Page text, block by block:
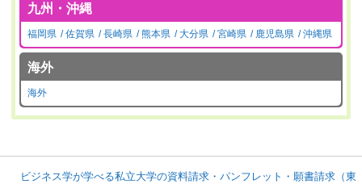
九州・沖縄
福岡県 佐賀県 長崎県 熊本県 大分県 宮崎県 鹿児島県 沖縄県
海外
海外
ビジネス学が学べる私立大学の資料請求・パンフレット・願書請求（東